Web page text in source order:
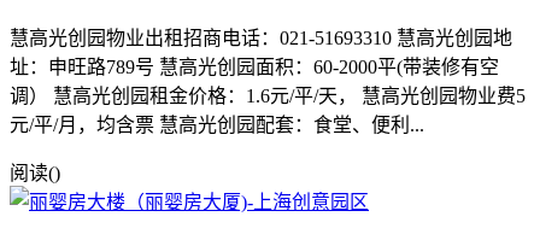
慧高光创园物业出租招商电话：021-51693310 慧高光创园地
址：申旺路789号 慧高光创园面积：60-2000平(带装修有空
调） 慧高光创园租金价格：1.6元/平/天， 慧高光创园物业费5
元/平/月，均含票 慧高光创园配套：食堂、便利...
阅读()